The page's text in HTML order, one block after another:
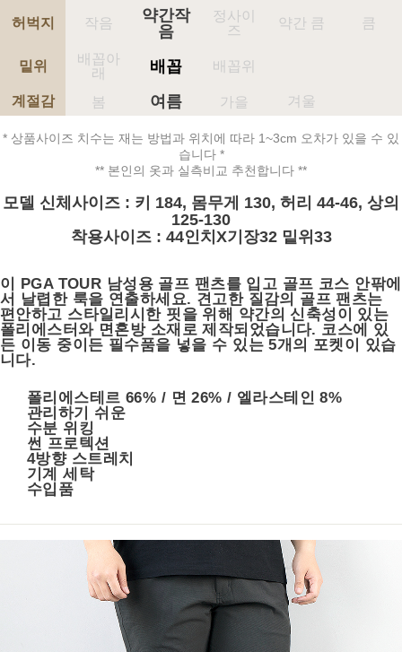
허벅지 작음
약간작
음
정사이
즈
약간 큼 큼
밑위
배꼽아
래
배꼽 배꼽위
계절감 봄 여름 가을 겨울
* 상품사이즈 치수는 재는 방법과 위치에 따라 1~3cm 오차가 있을 수 있
습니다 *
** 본인의 옷과 실측비교 추천합니다 **
모델 신체사이즈 : 키 184, 몸무게 130, 허리 44-46, 상의
125-130
착용사이즈 : 44인치X기장32 밑위33
이 PGA TOUR 남성용 골프 팬츠를 입고 골프 코스 안팎에
서 날렵한 룩을 연출하세요. 견고한 질감의 골프 팬츠는
편안하고 스타일리시한 핏을 위해 약간의 신축성이 있는
폴리에스터와 면혼방 소재로 제작되었습니다. 코스에 있
든 이동 중이든 필수품을 넣을 수 있는 5개의 포켓이 있습
니다.
폴리에스테르 66% / 면 26% / 엘라스테인 8%
관리하기 쉬운
수분 위킹
썬 프로텍션
4방향 스트레치
기계 세탁
수입품